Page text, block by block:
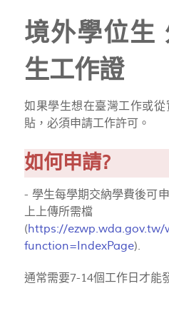
境外學位生
生工作證
如果學生想在臺灣工作或
貼，必須申請工作許可。
如何申請?
- 學生每學期交納學費後可
上上傳所需檔
(https://
function=IndexPage).
通常需要7-14個工作日才能